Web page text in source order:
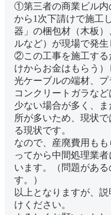
①第三者の商業ビル内
から1次下請けで施工
器」の梱包材（木板
ルなど）が現場で発生
②この工事を施工する
けからお金はもらう）
光ケーブルの端材、プ
コンクリートガラな
少ない場合が多く、
所が多いため、現状
る現状です。
なので、産廃費用も
ってから中間処理業
います。（問題があ
す。）
以上となりますが、
けください。